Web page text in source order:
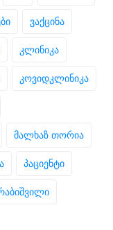
ვაქცინა
კლინიკა
კოვიდკლინიკა
მალხაზ თორია
პაციენტი